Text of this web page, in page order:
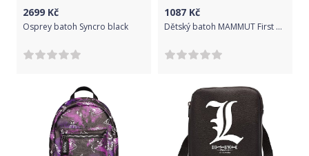
2699 Kč
Osprey batoh Syncro black
1087 Kč
Dětský batoh MAMMUT First Zip 8 - červeno-černý